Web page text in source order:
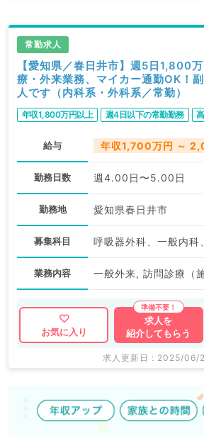
常勤求人
【愛知県／春日井市】週5日1,800
療・外来業務、マイカー通勤OK！
人です（内科系・外科系／常勤）
年収1,800万円以上 週4日以下の常勤勤務
給与 年収1,700万円 ～
勤務日数 週4.00日〜5.00日
勤務地 愛知県春日井市
募集科目
業務内容 一般外来, 訪問診療（
お気に入り
求人を
紹介してもらう
求人更新日 : 2025/06/